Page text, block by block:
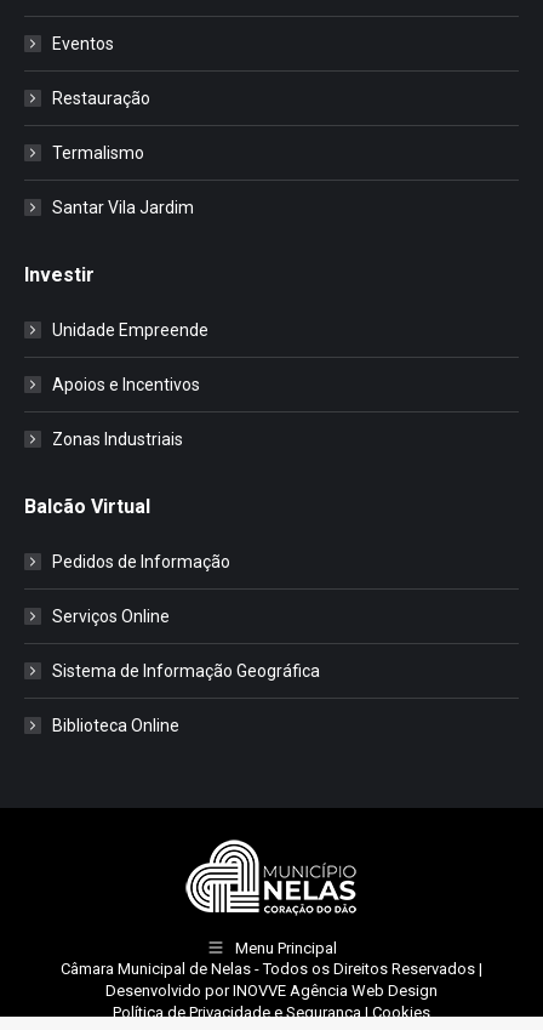
Eventos
Restauração
Termalismo
Santar Vila Jardim
Investir
Unidade Empreende
Apoios e Incentivos
Zonas Industriais
Balcão Virtual
Pedidos de Informação
Serviços Online
Sistema de Informação Geográfica
Biblioteca Online
Menu Principal
Câmara Municipal de Nelas - Todos os Direitos Reservados |
Desenvolvido porINOVVE Agência Web Design
Política de Privacidade e Segurança | Cookies